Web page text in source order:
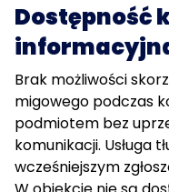
Dostępność
Brak możliwości
migowego podczas
podmiotem bez
komunikacji. Usługa
wcześniejszym